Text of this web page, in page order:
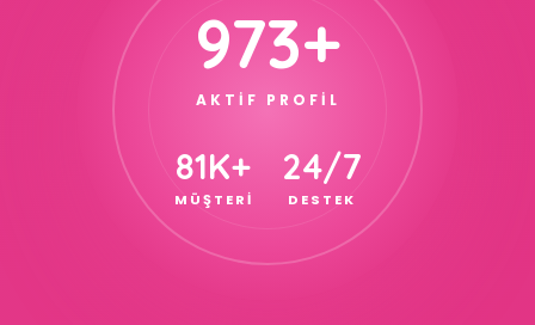
973+
AKTİF PROFİL
81K+
MÜŞTERİ
24/7
DESTEK